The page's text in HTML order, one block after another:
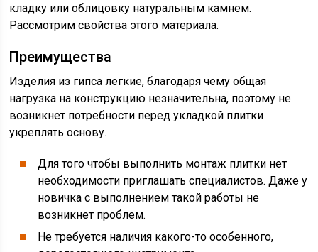
кладку или облицовку натуральным камнем.
Рассмотрим свойства этого материала.
Преимущества
Изделия из гипса легкие, благодаря чему общая
нагрузка на конструкцию незначительна, поэтому не
возникнет потребности перед укладкой плитки
укреплять основу.
Для того чтобы выполнить монтаж плитки нет
необходимости приглашать специалистов. Даже у
новичка с выполнением такой работы не
возникнет проблем.
Не требуется наличия какого-то особенного,